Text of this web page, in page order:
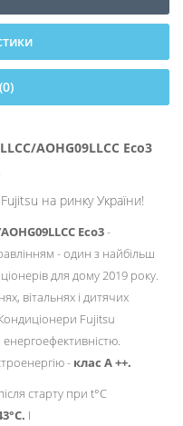
AOHG09LLCC Eco3
на ринку України!
Eco3-
- один з найбільш
для дому 2019 року.
вітальнях і дитячих
Fujitsu
- клас А ++.
старту при t°C
І